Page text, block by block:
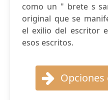
como un " brete s
original que se
el exilio del escritor
esos escritos.
Opciones